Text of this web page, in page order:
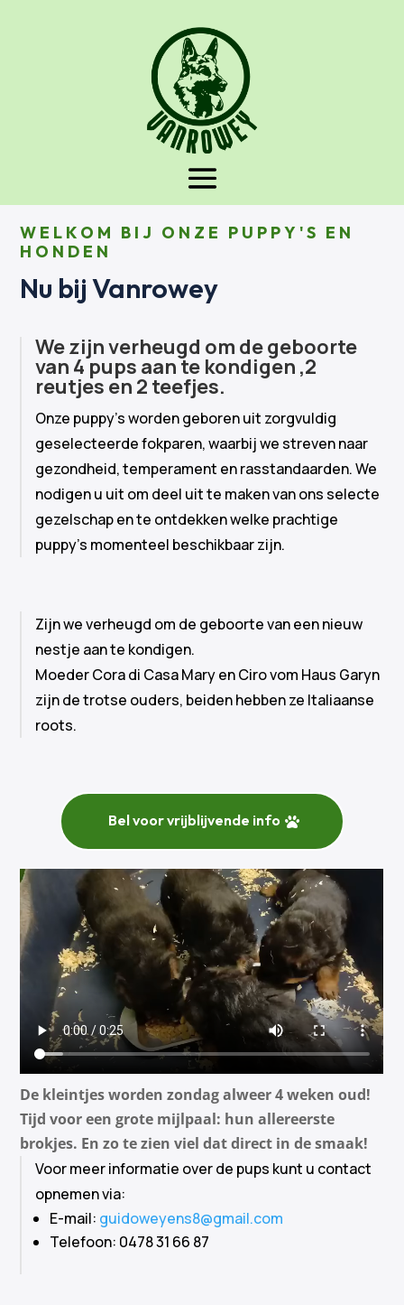
WELKOM BIJ ONZE PUPPY'S EN
HONDEN
Nu bij Vanrowey
We zijn verheugd om de geboorte
van 4 pups aan te kondigen ,2
reutjes en 2 teefjes.
Onze puppy's worden geboren uit zorgvuldig
geselecteerde fokparen, waarbij we streven naar
gezondheid, temperament en rasstandaarden. We
nodigen u uit om deel uit te maken van ons selecte
gezelschap en te ontdekken welke prachtige
puppy's momenteel beschikbaar zijn.
Zijn we verheugd om de geboorte van een nieuw
nestje aan te kondigen.
Moeder Cora di Casa Mary en Ciro vom Haus Garyn
zijn de trotse ouders, beiden hebben ze Italiaanse
roots.
Bel voor vrijblijvende info
De kleintjes worden zondag alweer 4 weken oud!
Tijd voor een grote mijlpaal: hun allereerste
brokjes. En zo te zien viel dat direct in de smaak!
Voor meer informatie over de pups kunt u contact
opnemen via:
E-mail: guidoweyens8@gmail.com
Telefoon: 0478 31 66 87